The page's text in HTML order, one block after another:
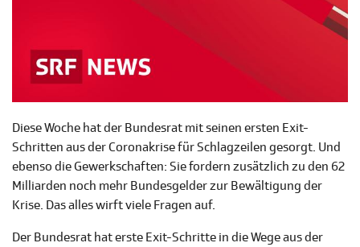
Diese Woche hat der Bundesrat mit seinen ersten Exit-
Schritten aus der Coronakrise für Schlagzeilen gesorgt. Und
ebenso die Gewerkschaften: Sie fordern zusätzlich zu den 62
Milliarden noch mehr Bundesgelder zur Bewältigung der
Krise. Das alles wirft viele Fragen auf.
Der Bundesrat hat erste Exit-Schritte in die Wege aus der